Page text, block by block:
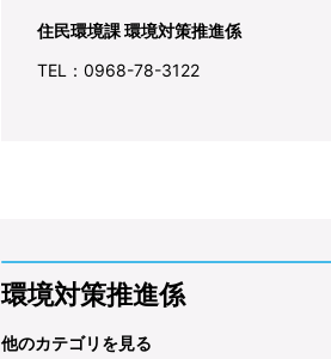
住民環境課 環境対策推進係
TEL：0968-78-3122
環境対策推進係
他のカテゴリを見る